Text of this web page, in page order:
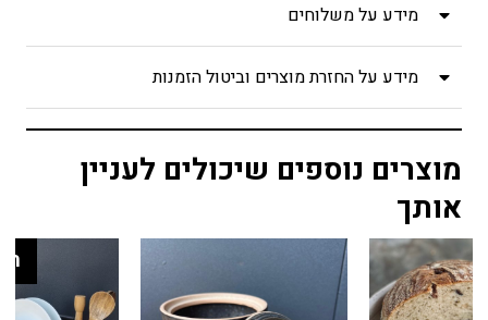
גוף
מסגרת
עץ
(איסוף
עצמי)
מידע על משלוחים
מידע על החזרת מוצרים וביטול הזמנות
מוצרים נוספים שיכולים לעניין
אותך